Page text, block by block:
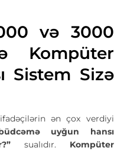
və 3000
Kompüter
Sistem Sizə
ən çox verdiyi
uyğun hansı
sualıdır. Kompüter